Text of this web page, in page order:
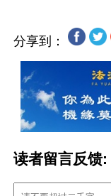
分享到：
读者留言反馈: